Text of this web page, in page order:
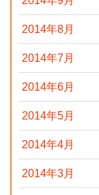
2014年8月
2014年7月
2014年6月
2014年5月
2014年4月
2014年3月